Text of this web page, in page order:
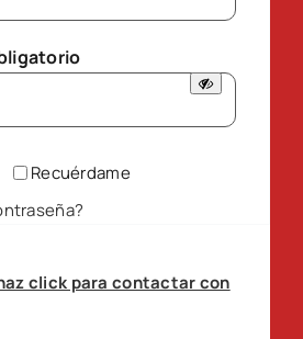
Recuérdame
click para contactar con